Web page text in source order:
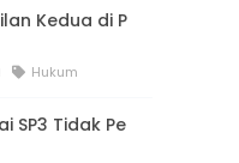
Kedua di P
Hukum
SP3 Tidak Pe